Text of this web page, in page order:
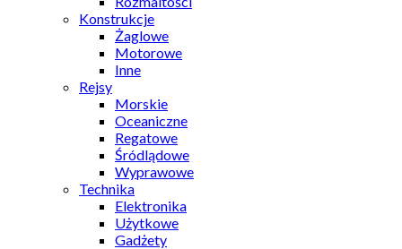
Konstrukcje
Żaglowe
Motorowe
Inne
Rejsy
Morskie
Oceaniczne
Regatowe
Śródlądowe
Wyprawowe
Technika
Elektronika
Użytkowe
Gadżety